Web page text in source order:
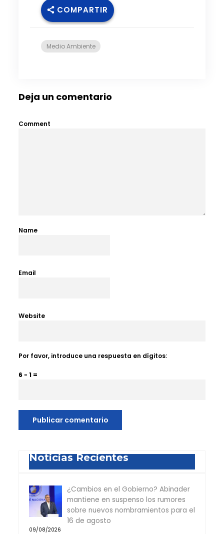
COMPARTIR
Medio Ambiente
Deja un comentario
Comment
Name
Email
Website
Por favor, introduce una respuesta en dígitos:
6 − 1 =
Noticias Recientes
¿Cambios en el Gobierno? Abinader
mantiene en suspenso los rumores
sobre nuevos nombramientos para el
16 de agosto
09/08/2026